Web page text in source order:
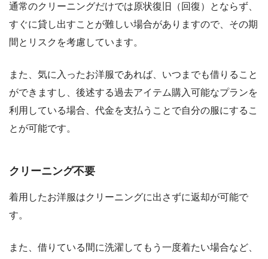
通常のクリーニングだけでは原状復旧（回復）とならず、
すぐに貸し出すことが難しい場合がありますので、その期
間とリスクを考慮しています。
また、気に入ったお洋服であれば、いつまでも借りること
ができますし、後述する過去アイテム購入可能なプランを
利用している場合、代金を支払うことで自分の服にするこ
とが可能です。
クリーニング不要
着用したお洋服はクリーニングに出さずに返却が可能で
す。
また、借りている間に洗濯してもう一度着たい場合など、